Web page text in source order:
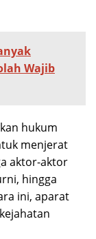
Wajib
hukum
menjerat
aktor-aktor
hingga
ini, aparat